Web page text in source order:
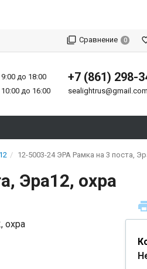
Сравнение 0
до 18:00
10:00 до 16:00
+7 (861) 298-
sealightrus@gmail.com
12-5003-24 ЭРА Рамка на 3 поста,
Эра12, охра